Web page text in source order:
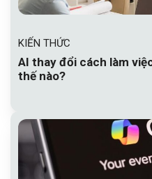
KIẾN THỨC
AI thay đổi cách làm
thế nào?